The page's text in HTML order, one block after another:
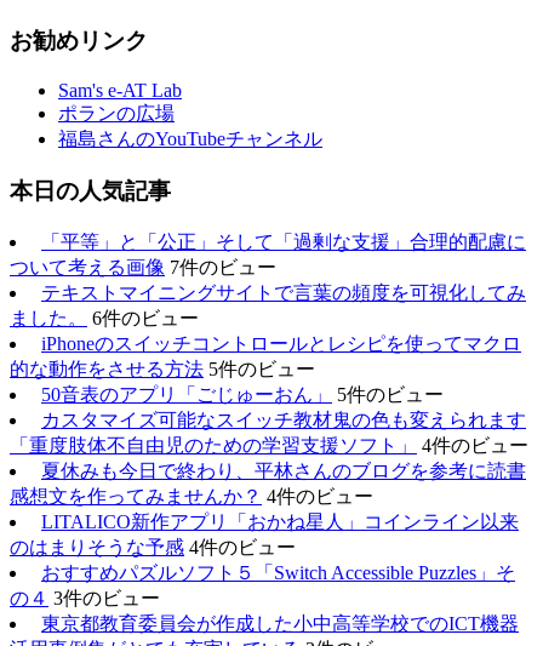
お勧めリンク
Sam's e-AT Lab
ポランの広場
福島さんのYouTubeチャンネル
本日の人気記事
「平等」と「公正」そして「過剰な支援」合理的配慮に
ついて考える画像 7件のビュー
テキストマイニングサイトで言葉の頻度を可視化してみ
ました。
6件のビュー
iPhoneのスイッチコントロールとレシピを使ってマクロ
的な動作をさせる方法 5件のビュー
50音表のアプリ「ごじゅーおん」
5件のビュー
カスタマイズ可能なスイッチ教材鬼の色も変えられます
「重度肢体不自由児のための学習支援ソフト」
4件のビュー
夏休みも今日で終わり、平林さんのブログを参考に読書
感想文を作ってみませんか？ 4件のビュー
LITALICO新作アプリ「おかね星人」コインライン以来
のはまりそうな予感 4件のビュー
おすすめパズルソフト５「Switch Accessible Puzzles」そ
の４ 3件のビュー
東京都教育委員会が作成した小中高等学校でのICT機器